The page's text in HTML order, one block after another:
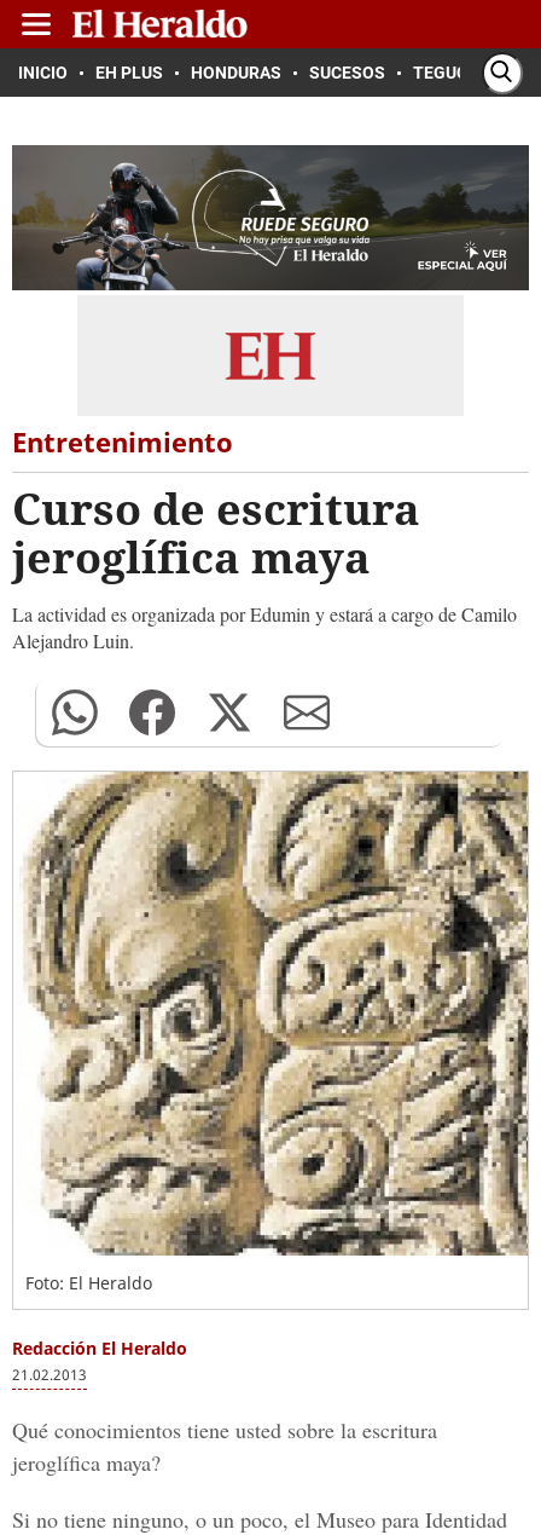
INICIO EH PLUS HONDURAS SUCESOS TEGUCIGALPA
Entretenimiento
Curso de escritura
jeroglífica maya
La actividad es organizada por Edumin y estará a cargo de Camilo
Alejandro Luin.
Foto: El Heraldo
Redacción El Heraldo
21.02.2013
Qué conocimientos tiene usted sobre la escritura
jeroglífica maya?
Si no tiene ninguno, o un poco, el Museo para Identidad